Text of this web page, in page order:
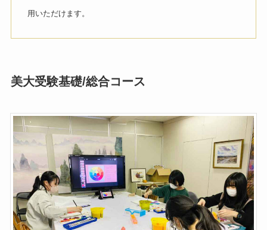
用いただけます。
美大受験基礎/総合コース